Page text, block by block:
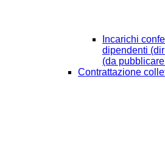
Incarichi
dipendenti
(da
Contrattazione